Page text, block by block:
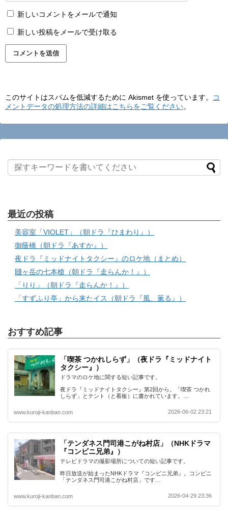
新しいコメントをメールで通知
新しい投稿をメールで受け取る
このサイトはスパムを低減するために Akismet を使っています。
コ
メントデータの処理方法の詳細はこちらをご覧ください。
最近の投稿
美容室「VIOLET」（朝ドラ『ひまわり』）
御蔭橋（朝ドラ『あすか』）
夜ドラ『ミッドナイトタクシー』のロケ地（まとめ）
賤ヶ岳の七本槍（朝ドラ『走らんか！』）
「りり」（朝ドラ『走らんか！』）
「すずふり亭」から来たイス（朝ドラ『風、薫る』）
おすすめ記事
「喫茶 つかれしらず」（夜ドラ『ミッドナイト
タクシー』）
ドラマのロケ地に関する短い記事です。
夜ドラ『ミッドナイトタクシー』第2回から。「喫茶 つかれ
しらず」とテント（と看板）に書かれています。…
www.kuroji-kanban.com 2026-06-02 23:21
「テンダネス門司港こがね村店」（NHKドラマ
『コンビニ兄弟』）
テレビドラマの撮影場所についての短い記事です。
昨日放送が始まったNHKドラマ『コンビニ兄弟』。コンビニ
「テンダネス門司港こがね村店」です…
www.kuroji-kanban.com 2026-04-29 23:36